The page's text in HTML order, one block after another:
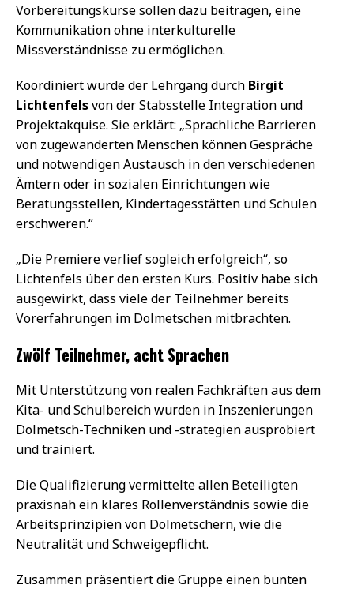
Vorbereitungskurse sollen dazu beitragen, eine
Kommunikation ohne interkulturelle
Missverständnisse zu ermöglichen.
Koordiniert wurde der Lehrgang durch Birgit
Lichtenfelsvon der Stabsstelle Integration und
Projektakquise. Sie erklärt: „Sprachliche Barrieren
von zugewanderten Menschen können Gespräche
und notwendigen Austausch in den verschiedenen
Ämtern oder in sozialen Einrichtungen wie
Beratungsstellen, Kindertagesstätten und Schulen
erschweren.“
„Die Premiere verlief sogleich erfolgreich“, so
Lichtenfels über den ersten Kurs. Positiv habe sich
ausgewirkt, dass viele der Teilnehmer bereits
Vorerfahrungen im Dolmetschen mitbrachten.
Zwölf Teilnehmer, acht Sprachen
Mit Unterstützung von realen Fachkräften aus dem
Kita- und Schulbereich wurden in Inszenierungen
Dolmetsch-Techniken und -strategien ausprobiert
und trainiert.
Die Qualifizierung vermittelte allen Beteiligten
praxisnah ein klares Rollenverständnis sowie die
Arbeitsprinzipien von Dolmetschern, wie die
Neutralität und Schweigepflicht.
Zusammen präsentiert die Gruppe einen bunten